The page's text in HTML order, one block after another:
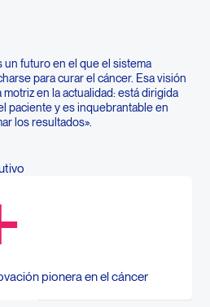
pionera en el cáncer
un futuro en el que el sistema
para curar el cáncer. Esa visión
en la actualidad: está dirigida
paciente y es inquebrantable en
los resultados».